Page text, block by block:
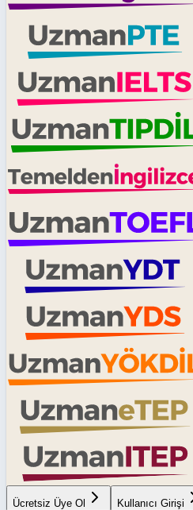
Ücretsiz Üye Ol Kullanıcı Girişi